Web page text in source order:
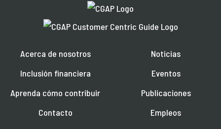
Acerca de nosotros
Inclusión financiera
Aprenda cómo contribuir
Contacto
Noticias
Eventos
Publicaciones
Empleos